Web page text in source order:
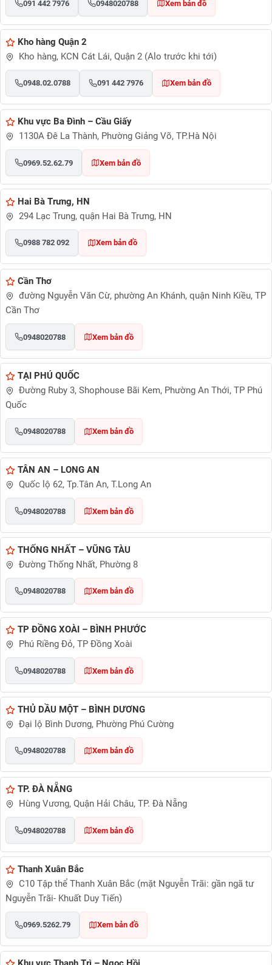
091 442 7976 0948020788 Xem bản đồ
Kho hàng Quận 2
Kho hàng, KCN Cát Lái, Quận 2 (Alo trước khi tới)
0948.02.0788 091 442 7976 Xem bản đồ
Khu vực Ba Đình – Cầu Giấy
1130A Đê La Thành, Phường Giảng Võ, TP.Hà Nội
0969.52.62.79 Xem bản đồ
Hai Bà Trưng, HN
294 Lạc Trung, quận Hai Bà Trưng, HN
0988 782 092 Xem bản đồ
Cần Thơ
đường Nguyễn Văn Cừ, phường An Khánh, quận Ninh Kiều, TP
Cần Thơ
0948020788 Xem bản đồ
TẠI PHÚ QUỐC
Đường Ruby 3, Shophouse Bãi Kem, Phường An Thới, TP Phú
Quốc
0948020788 Xem bản đồ
TÂN AN – LONG AN
Quốc lộ 62, Tp.Tân An, T.Long An
0948020788 Xem bản đồ
THỐNG NHẤT – VŨNG TÀU
Đường Thống Nhất, Phường 8
0948020788 Xem bản đồ
TP ĐỒNG XOÀI – BÌNH PHƯỚC
Phú Riềng Đỏ, TP Đồng Xoài
0948020788 Xem bản đồ
THỦ DẦU MỘT – BÌNH DƯƠNG
Đại lộ Bình Dương, Phường Phú Cường
0948020788 Xem bản đồ
TP. ĐÀ NẴNG
Hùng Vương, Quận Hải Châu, TP. Đà Nẵng
0948020788 Xem bản đồ
Thanh Xuân Bắc
C10 Tập thể Thanh Xuân Bắc (mặt Nguyễn Trãi: gần ngã tư
Nguyễn Trãi- Khuất Duy Tiến)
0969.5262.79 Xem bản đồ